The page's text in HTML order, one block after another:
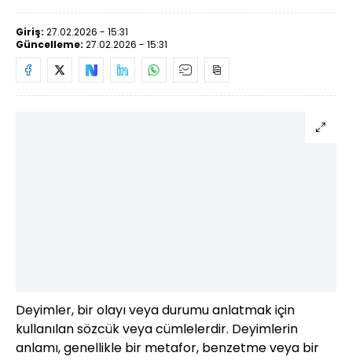
Giriş: 27.02.2026 - 15:31
Güncelleme: 27.02.2026 - 15:31
Deyimler, bir olayı veya durumu anlatmak için
kullanılan sözcük veya cümlelerdir. Deyimlerin
anlamı, genellikle bir metafor, benzetme veya bir